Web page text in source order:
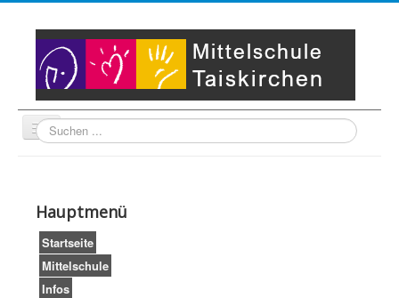
Suche
Impressum
Hauptmenü
Startseite
Mittelschule
Infos